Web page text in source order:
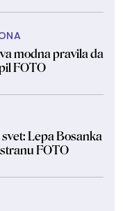
modna pravila da
FOTO
Lepa Bosanka
FOTO